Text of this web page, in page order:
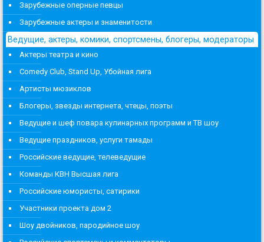
Зарубежные оперные певцы
Зарубежные актеры и знаменитости
Ведущие, актеры, комики, спортсмены, блогеры, модераторы
Актеры театра и кино
Comedy Club, Stand Up, Убойная лига
Артисты мюзиклов
Блогеры, звезды интернета, чтецы, поэты
Ведущие и шеф повара кулинарных программ и ТВ шоу
Ведущие праздников, услуги тамады
Российские ведущие, телеведущие
Команды КВН Высшая лига
Российские юмористы, сатирики
Участники проекта дом 2
Шоу двойников, пародийное шоу